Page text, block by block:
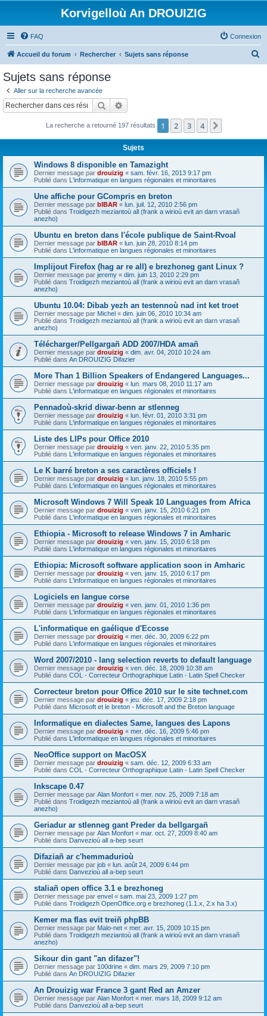
Korvigelloù An DROUIZIG
FAQ Connexion
Accueil du forum Rechercher Sujets sans réponse
c
Sujets sans réponse
Aller sur la recherche avancée
Rechercher
La recherche a retourné 197 résultats 1 2 3 4
Sujets
Windows 8 disponible en Tamazight
Dernier message par drouizig « sam. févr. 16, 2013 9:17 pm
Publié dans L'informatique en langues régionales et minoritaires
Une affiche pour GCompris en breton
Dernier message par bIBAR « lun. juil. 12, 2010 2:56 pm
Publié dans Troidigezh meziantoù all (frank a wirioù evit an darn vrasañ
anezho)
Ubuntu en breton dans l'école publique de Saint-Rvoal
Dernier message par bIBAR « lun. juin 28, 2010 8:14 pm
Publié dans L'informatique en langues régionales et minoritaires
Implijout Firefox (hag ar re all) e brezhoneg gant Linux ?
Dernier message par jeremy « dim. juin 13, 2010 2:29 pm
Publié dans Troidigezh meziantoù all (frank a wirioù evit an darn vrasañ
anezho)
Ubuntu 10.04: Dibab yezh an testennoù nad int ket troet
Dernier message par Michel « dim. juin 06, 2010 10:34 am
Publié dans Troidigezh meziantoù all (frank a wirioù evit an darn vrasañ
anezho)
Télécharger/Pellgargañ ADD 2007/HDA amañ
Dernier message par drouizig « dim. avr. 04, 2010 10:24 am
Publié dans An DROUIZIG Difazier
More Than 1 Billion Speakers of Endangered Languages...
Dernier message par drouizig « lun. mars 08, 2010 11:17 am
Publié dans L'informatique en langues régionales et minoritaires
Pennadoù-skrid diwar-benn ar stlenneg
Dernier message par drouizig « lun. févr. 01, 2010 3:31 pm
Publié dans L'informatique en langues régionales et minoritaires
Liste des LIPs pour Office 2010
Dernier message par drouizig « ven. janv. 22, 2010 5:35 pm
Publié dans L'informatique en langues régionales et minoritaires
Le K barré breton a ses caractères officiels !
Dernier message par drouizig « lun. janv. 18, 2010 5:55 pm
Publié dans L'informatique en langues régionales et minoritaires
Microsoft Windows 7 Will Speak 10 Languages from Africa
Dernier message par drouizig « ven. janv. 15, 2010 6:21 pm
Publié dans L'informatique en langues régionales et minoritaires
Ethiopia - Microsoft to release Windows 7 in Amharic
Dernier message par drouizig « ven. janv. 15, 2010 6:18 pm
Publié dans L'informatique en langues régionales et minoritaires
Ethiopia: Microsoft software application soon in Amharic
Dernier message par drouizig « ven. janv. 15, 2010 6:17 pm
Publié dans L'informatique en langues régionales et minoritaires
Logiciels en langue corse
Dernier message par drouizig « ven. janv. 01, 2010 1:36 pm
Publié dans L'informatique en langues régionales et minoritaires
L'informatique en gaélique d'Ecosse
Dernier message par drouizig « mer. déc. 30, 2009 6:22 pm
Publié dans L'informatique en langues régionales et minoritaires
Word 2007/2010 - lang selection reverts to default language
Dernier message par drouizig « ven. déc. 18, 2009 10:38 am
Publié dans COL - Correcteur Orthographique Latin - Latin Spell Checker
Correcteur breton pour Office 2010 sur le site technet.com
Dernier message par drouizig « jeu. déc. 17, 2009 2:18 pm
Publié dans Microsoft et le breton - Microsoft and the Breton language
Informatique en dialectes Same, langues des Lapons
Dernier message par drouizig « mer. déc. 16, 2009 5:46 pm
Publié dans L'informatique en langues régionales et minoritaires
NeoOffice support on MacOSX
Dernier message par drouizig « sam. déc. 12, 2009 6:33 am
Publié dans COL - Correcteur Orthographique Latin - Latin Spell Checker
Inkscape 0.47
Dernier message par Alan Monfort « mer. nov. 25, 2009 7:18 am
Publié dans Troidigezh meziantoù all (frank a wirioù evit an darn vrasañ
anezho)
Geriadur ar stlenneg gant Preder da bellgargañ
Dernier message par Alan Monfort « mar. oct. 27, 2009 8:40 am
Publié dans Danvezioù all a-bep seurt
Difaziañ ar c'hemmadurioù
Dernier message par job « lun. août 24, 2009 6:44 pm
Publié dans Danvezioù all a-bep seurt
staliañ open office 3.1 e brezhoneg
Dernier message par envel « sam. mai 23, 2009 1:27 pm
Publié dans Troidigezh OpenOffice.org e brezhoneg (1.1.x, 2.x ha 3.x)
Kemer ma flas evit treiñ phpBB
Dernier message par Malo-net « mer. avr. 15, 2009 10:15 pm
Publié dans Troidigezh meziantoù all (frank a wirioù evit an darn vrasañ
anezho)
Sikour din gant "an difazer"!
Dernier message par 100drine « dim. mars 29, 2009 7:10 pm
Publié dans An DROUIZIG Difazier
An Drouizig war France 3 gant Red an Amzer
Dernier message par Alan Monfort « mer. mars 18, 2009 9:12 am
Publié dans Danvezioù all a-bep seurt